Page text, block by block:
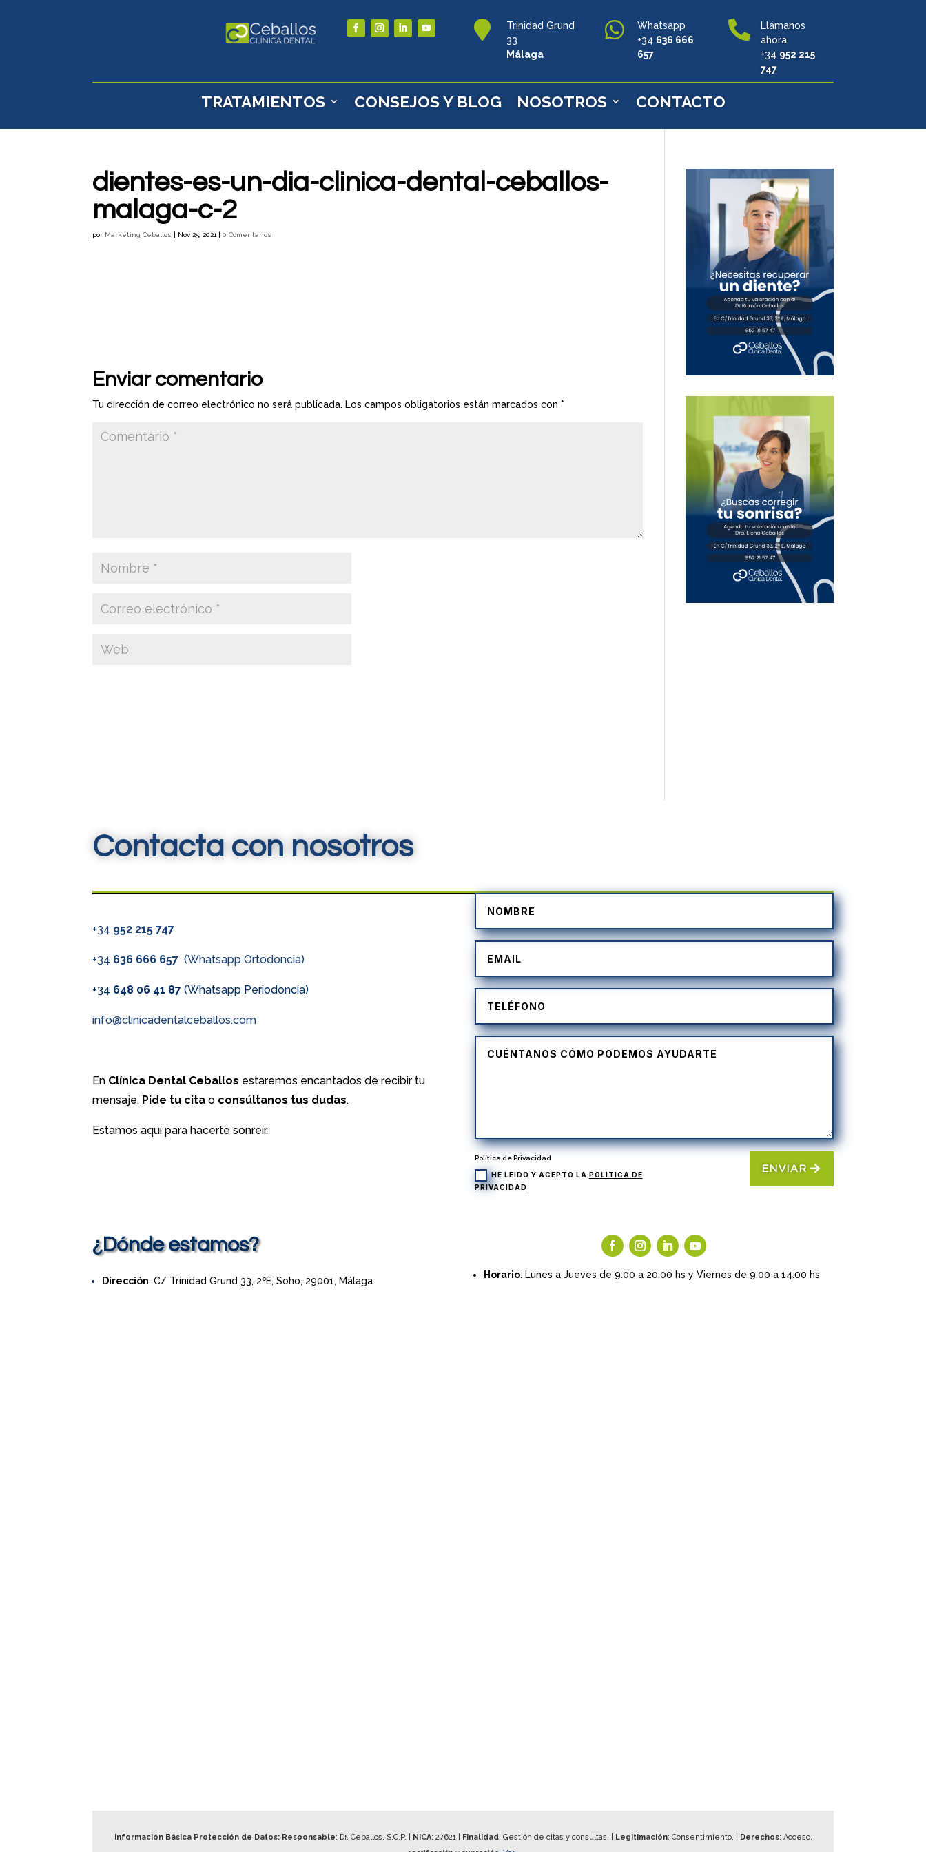

Trinidad Grund
33
Málaga

Whatsapp
+34 636 666
657

Llámanos
ahora
+34 952 215
747
TRATAMIENTOS CONSEJOS Y BLOG NOSOTROS CONTACTO
dientes-es-un-dia-clinica-dental-ceballos-
malaga-c-2
por Marketing Ceballos | Nov 25, 2021 |0 Comentarios
Enviar comentario
Tu dirección de correo electrónico no será publicada. Los campos obligatorios están marcados con*
Contacta con nosotros
+34 952 215 747
+34 636 666 657(Whatsapp Ortodoncia)
+34 648 06 41 87 (Whatsapp Periodoncia)
info@clinicadentalceballos.com
En Clínica Dental Ceballos estaremos encantados de recibir tu
mensaje. Pide tu cita o consúltanos tus dudas.
Estamos aquí para hacerte sonreír.
Política de Privacidad
HE LEÍDO Y ACEPTO LA POLÍTICA DE
PRIVACIDAD
ENVIAR
¿Dónde estamos?
Dirección: C/ Trinidad Grund 33, 2ºE, Soho, 29001, Málaga
Horario: Lunes a Jueves de 9:00 a 20:00 hs y Viernes de 9:00 a 14:00 hs
Información Básica Protección de Datos: Responsable: Dr. Ceballos, S.C.P. | NICA: 27621| Finalidad: Gestión de citas y consultas. | Legitimación: Consentimiento. | Derechos: Acceso,